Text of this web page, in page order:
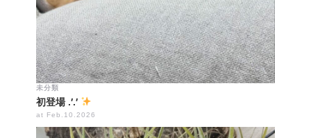
未分類
初登場 .′.′
at Feb.10.2026